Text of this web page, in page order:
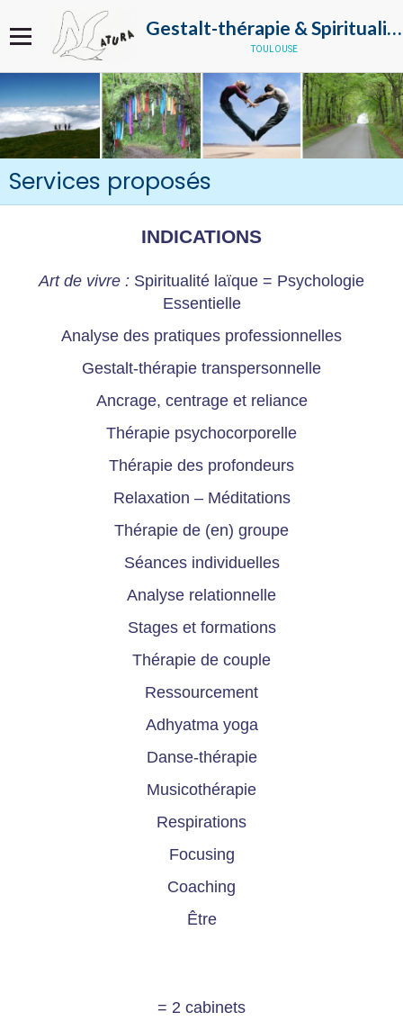
Gestalt-thérapie & Spiritualité
toulouse
Services proposés
INDICATIONS
Art de vivre : Spiritualité laïque = Psychologie
Essentielle
Analyse des pratiques professionnelles
Gestalt-thérapie transpersonnelle
Ancrage, centrage et reliance
Thérapie psychocorporelle
Thérapie des profondeurs
Relaxation – Méditations
Thérapie de (en) groupe
Séances individuelles
Analyse relationnelle
Stages et formations
Thérapie de couple
Ressourcement
Adhyatma yoga
Danse-thérapie
Musicothérapie
Respirations
Focusing
Coaching
Être
= 2 cabinets